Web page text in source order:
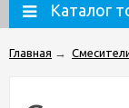
Каталог
Главная →